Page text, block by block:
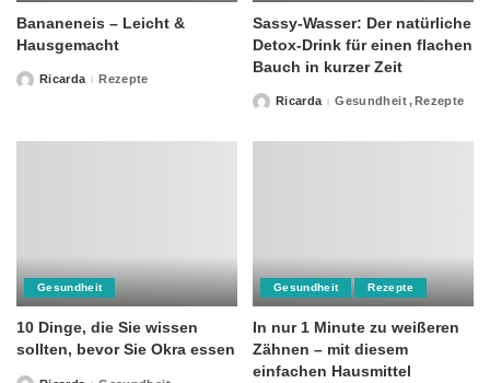
Bananeneis – Leicht &
Hausgemacht
PostedRicarda Rezepte
Sassy-Wasser: Der natürliche
Detox-Drink für einen flachen
Bauch in kurzer Zeit
PostedRicarda Gesundheit Rezepte
Gesundheit
10 Dinge, die Sie wissen
sollten, bevor Sie Okra essen
Gesundheit Rezepte
In nur 1 Minute zu weißeren
Zähnen – mit diesem
einfachen Hausmittel